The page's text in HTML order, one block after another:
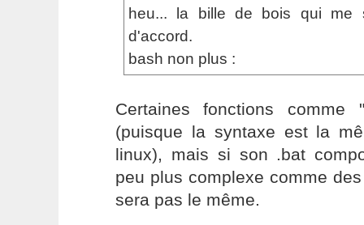
heu... la bille de bois qui me
d'accord.
bash non plus :
Certaines fonctions comme
(puisque la syntaxe est la
linux), mais si son .bat
peu plus complexe comme
sera pas le même.